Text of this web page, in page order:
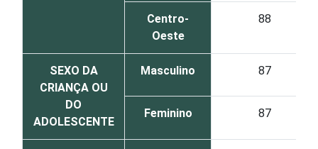
Centro-
Oeste
88
SEXO DA
CRIANÇA OU
DO
ADOLESCENTE
Masculino 87
Feminino 87